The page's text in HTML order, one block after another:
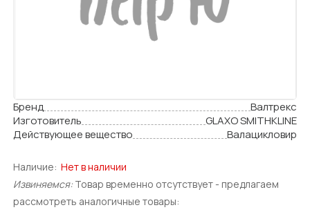
Бренд
Валтрекс
Изготовитель
GLAXO SMITHKLINE
Действующее вещество
Валацикловир
Наличие: Нет в наличии
Извиняемся: Товар временно отсутствует - предлагаем
рассмотреть аналогичные товары: